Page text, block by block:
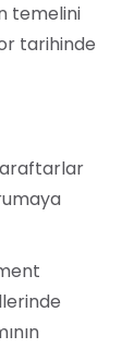
temelini
tarihinde